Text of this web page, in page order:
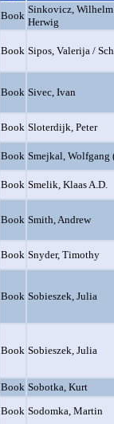
Book
Sinkovicz, Wilhelm
Herwig
Book Sipos, Valerija /
Book Sivec, Ivan
Book Sloterdijk, Peter
Book Smejkal, Wolfgang
Book Smelik, Klaas A.D.
Book Smith, Andrew
Book Snyder, Timothy
Book Sobieszek, Julia
Book Sobieszek, Julia
Book Sobotka, Kurt
Book Sodomka, Martin